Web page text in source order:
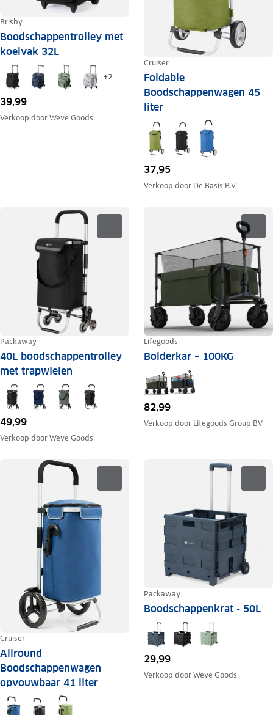
Brisby
Boodschappentrolley met
koelvak 32L
+2
39,99
Verkoop doorWeve Goods
Cruiser
Foldable
Boodschappenwagen 45
liter
37,95
Verkoop door De Basis B.V.
Packaway
40L boodschappentrolley
met trapwielen
49,99
Verkoop doorWeve Goods
Lifegoods
Bolderkar – 100KG
82,99
Verkoop door Lifegoods Group BV
Cruiser
Allround
Boodschappenwagen
opvouwbaar 41 liter
Packaway
Boodschappenkrat - 50L
29,99
Verkoop doorWeve Goods